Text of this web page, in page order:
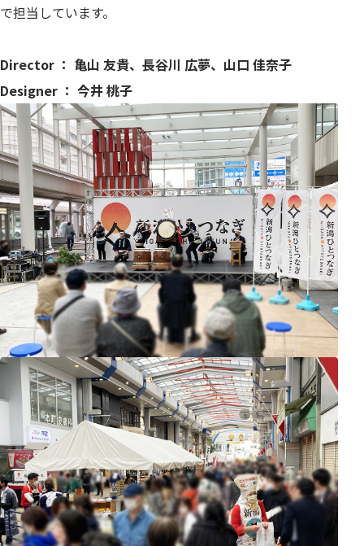
で担当しています。
Director ： 亀山 友貴、長谷川 広夢、山口 佳奈子
Designer ： 今井 桃子